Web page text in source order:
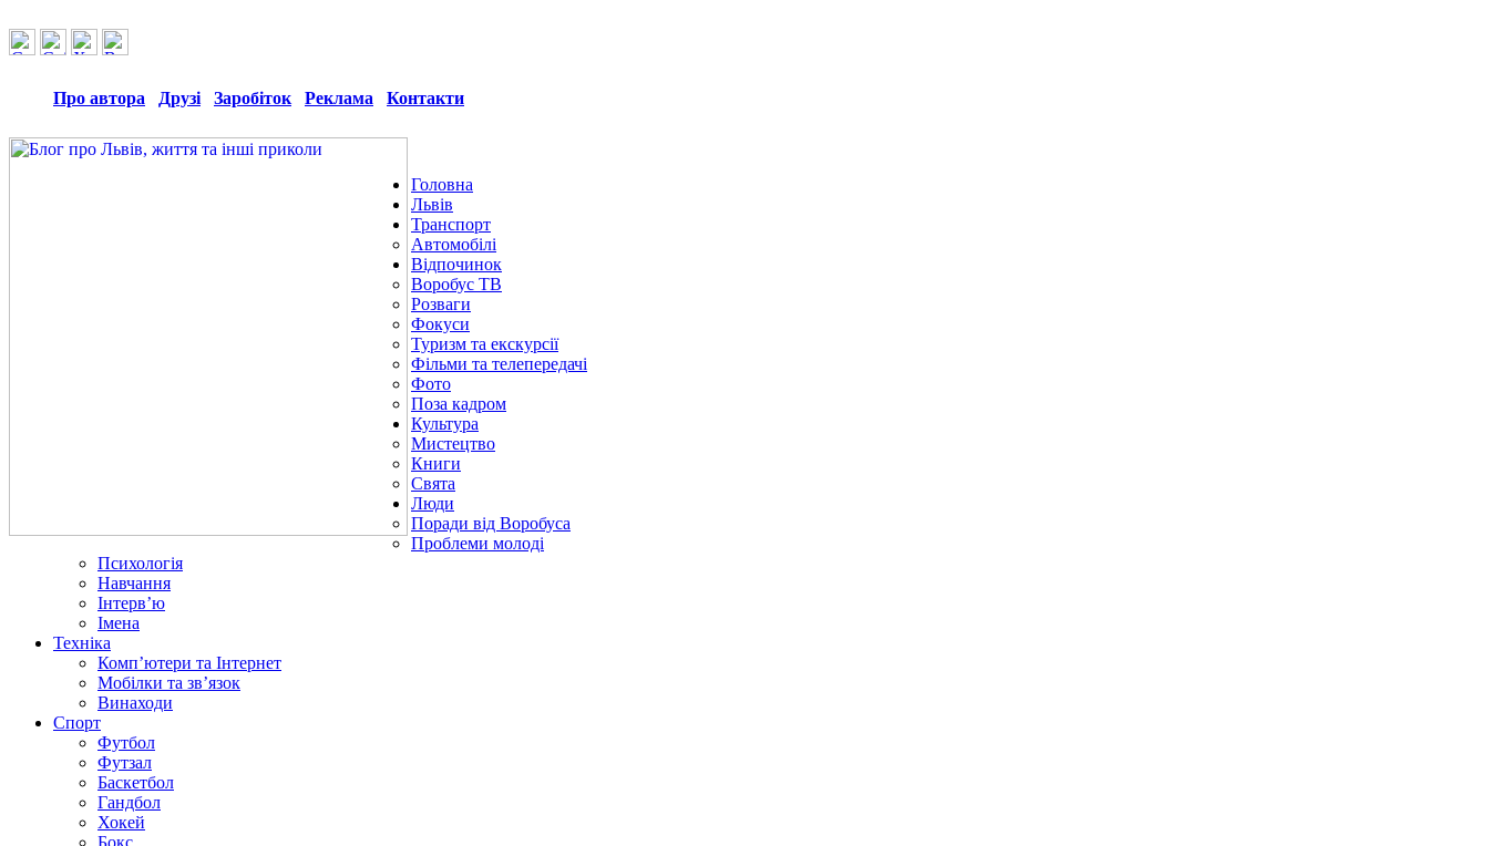
Про автора Друзі Заробіток Реклама Контакти
Головна
Львів
Транспорт
Автомобілі
Відпочинок
Воробус ТВ
Розваги
Фокуси
Туризм та екскурсії
Фільми та телепередачі
Фото
Поза кадром
Культура
Мистецтво
Книги
Свята
Люди
Поради від Воробуса
Проблеми молоді
Психологія
Навчання
Інтерв’ю
Імена
Техніка
Комп’ютери та Інтернет
Мобілки та зв’язок
Винаходи
Спорт
Футбол
Футзал
Баскетбол
Гандбол
Хокей
Бокс